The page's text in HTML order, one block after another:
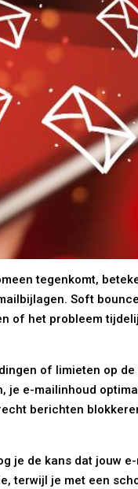
tegenkomt,
Soft
of het probleem
of limieten op de
je e-mailinhoud
berichten
je de kans dat jouw
terwijl je met een